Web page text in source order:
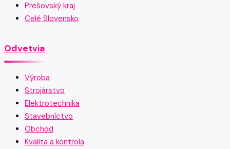
Prešovský kraj
Celé Slovensko
Odvetvia
Výroba
Strojárstvo
Elektrotechnika
Stavebníctvo
Obchod
Kvalita a kontrola